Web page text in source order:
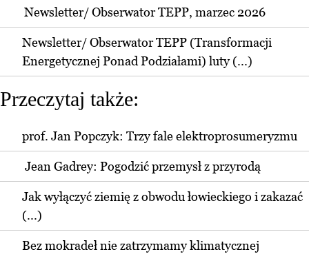
Newsletter/ Obserwator TEPP, marzec 2026
Newsletter/ Obserwator TEPP (Transformacji
Energetycznej Ponad Podziałami) luty (...)
Przeczytaj także:
prof. Jan Popczyk: Trzy fale elektroprosumeryzmu
Jean Gadrey: Pogodzić przemysł z przyrodą
Jak wyłączyć ziemię z obwodu łowieckiego i zakazać
(...)
Bez mokradeł nie zatrzymamy klimatycznej